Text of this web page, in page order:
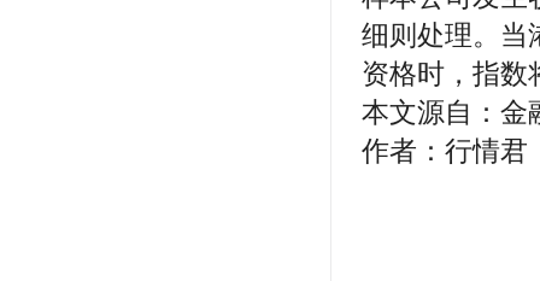
细则处理。当
资格时，指数
本文源自：金
作者：行情君